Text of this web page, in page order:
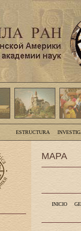
ESTRUCTURA
MAPA
INICIO